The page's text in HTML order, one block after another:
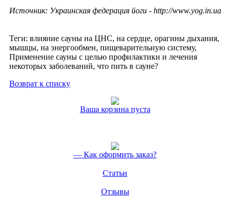
Журналы
Магазин книг
Книги издательства
Книги других издательств
Авторы
Новым авторам
Новости Святослава
Услуги косметологов
Прайс услуг Аюрведического массажа
Источник: Украинская федерация йоги - http://www.yog.in.ua
Теги: влияние сауны на ЦНС, на сердце, орагины дыхания,
мышцы, на энергообмен, пищеварительную систему,
Применение сауны с целью профилактики и лечения
некоторых заболеваний, что пить в сауне?
Возврат к списку
Ваша корзина пуста
— Как оформить заказ?
Статьи
Отзывы